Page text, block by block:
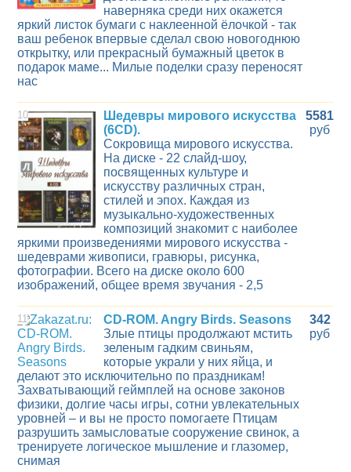
наверняка среди них окажется
яркий листок бумаги с наклеенной ёлочкой - так
ваш ребенок впервые сделал свою новогоднюю
открытку, или прекрасный бумажный цветок в
подарок маме... Милые поделки сразу переносят
нас
10
Шедевры мирового искусства
(6CD).
Сокровища мирового искусства.
На диске - 22 слайд-шоу,
посвященных культуре и
искусству различных стран,
стилей и эпох. Каждая из
музыкально-художественных
композиций знакомит с наиболее
яркими произведениями мирового искусства -
шедеврами живописи, гравюры, рисунка,
фотографии. Всего на диске около 600
изображений, общее время звучания - 2,5
5581
руб
11
CD-ROM. Angry Birds. Seasons
Злые птицы продолжают мстить
зеленым гадким свиньям,
которые украли у них яйца, и
делают это исключительно по праздникам!
Захватывающий геймплей на основе законов
физики, долгие часы игры, сотни увлекательных
уровней – и вы не просто помогаете Птицам
разрушить замысловатые сооружение свинок, а
тренируете логическое мышление и глазомер,
снимая
342
руб